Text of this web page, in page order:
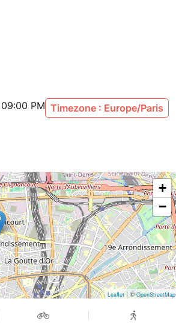
PM Timezone : Europe/Paris
+
−
Leaflet| ©OpenStreetMap